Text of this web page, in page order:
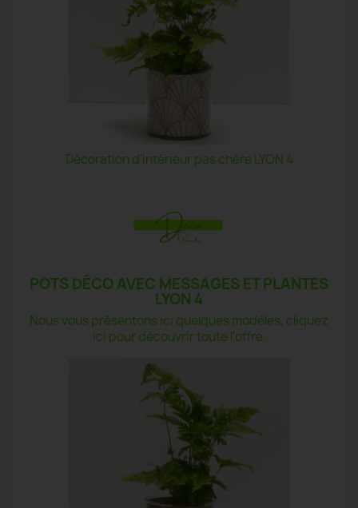
Décoration d'intérieur pas chère LYON 4
POTS DÉCO AVEC MESSAGES ET PLANTES
LYON 4
Nous vous présentons ici quelques modèles, cliquez
ici pour découvrir toute l'offre.